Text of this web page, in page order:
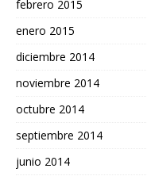
febrero 2015
enero 2015
diciembre 2014
noviembre 2014
octubre 2014
septiembre 2014
junio 2014